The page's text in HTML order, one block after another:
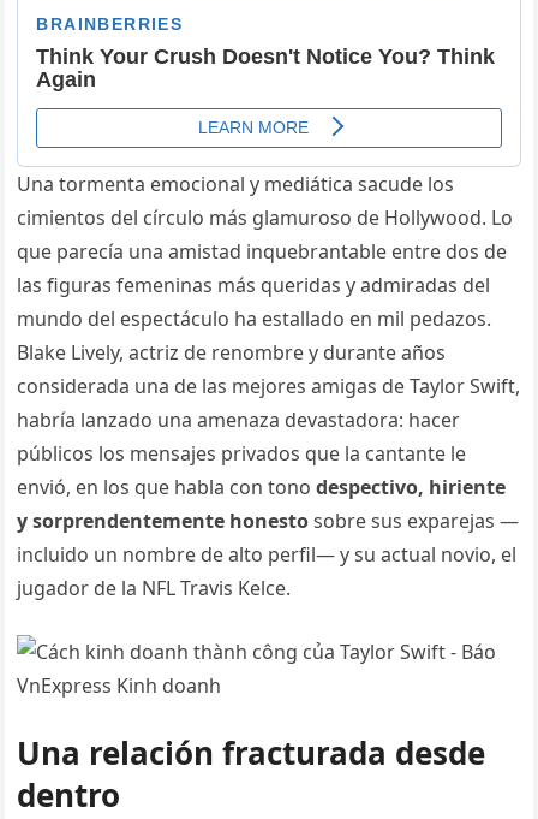
Una tormenta emocional y mediática sacude los
cimientos del círculo más glamuroso de Hollywood. Lo
que parecía una amistad inquebrantable entre dos de
las figuras femeninas más queridas y admiradas del
mundo del espectáculo ha estallado en mil pedazos.
Blake Lively, actriz de renombre y durante años
considerada una de las mejores amigas de Taylor Swift,
habría lanzado una amenaza devastadora: hacer
públicos los mensajes privados que la cantante le
envió, en los que habla con tonodespectivo, hiriente
y sorprendentemente honestosobre sus exparejas —
incluido un nombre de alto perfil— y su actual novio, el
jugador de la NFL Travis Kelce.
Una relación fracturada desde
dentro